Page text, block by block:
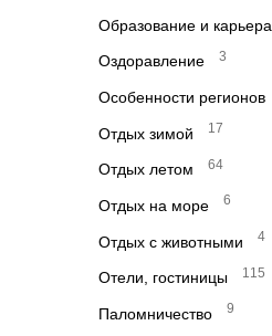
Образование и карьера
Оздоравление 3
Особенности регионов
Отдых зимой 17
Отдых летом 64
Отдых на море 6
Отдых с животными 4
Отели, гостиницы 115
Паломничество 9